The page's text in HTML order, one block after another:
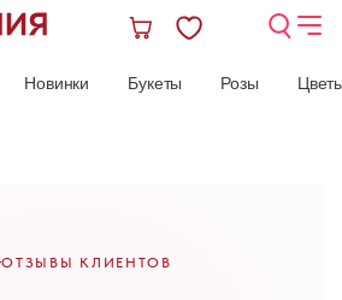
Новинки Букеты Розы
ОТЗЫВЫ КЛИЕНТОВ